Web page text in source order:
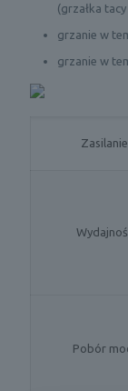
(grzałka
grzanie w
grzanie w
Zasilanie
Pobór